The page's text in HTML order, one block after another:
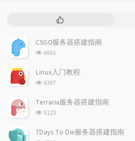
文
章
CSGO服务器搭建指南
浏
次
6661
Linux入门教程
浏
次
6397
Terraria服务器搭建指南
浏
次
数:
5123
7Days To Die服务器搭建指南